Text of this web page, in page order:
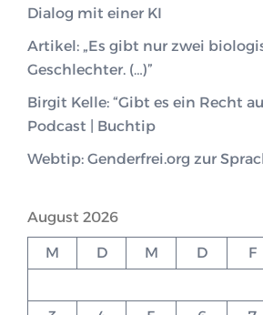
Dialog mit einer KI
Artikel: „Es gibt nur zwei
Geschlechter. (…)”
Birgit Kelle: “Gibt es ein Recht
Podcast | Buchtip
Webtip: Genderfrei.org zur
August 2026
M D M D F